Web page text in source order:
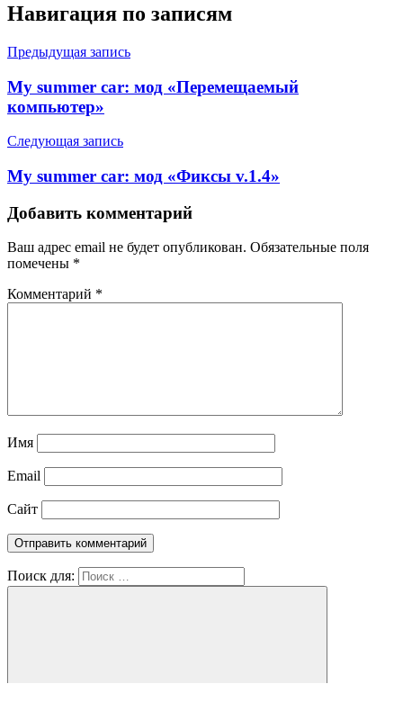
Навигация по записям
Предыдущая запись
My summer car: мод «Перемещаемый
компьютер»
Следующая запись
My summer car: мод «Фиксы v.1.4»
Добавить комментарий
Ваш адрес email не будет опубликован. Обязательные поля
помечены *
Комментарий *
Имя
Email
Сайт
Поиск для: